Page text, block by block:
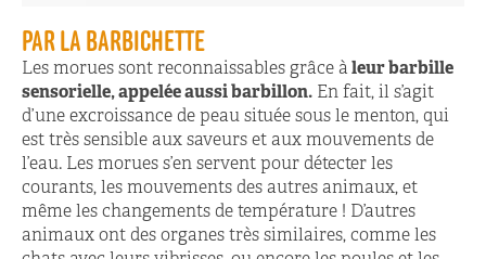
PAR LA BARBICHETTE
Les morues sont reconnaissables grâce à leur barbille
sensorielle, appelée aussi barbillon. En fait, il s’agit
d’une excroissance de peau située sous le menton, qui
est très sensible aux saveurs et aux mouvements de
l’eau. Les morues s’en servent pour détecter les
courants, les mouvements des autres animaux, et
même les changements de température ! D’autres
animaux ont des organes très similaires, comme les